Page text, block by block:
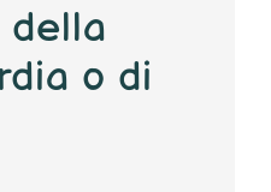
della
o di